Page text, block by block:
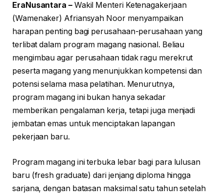
EraNusantara –Wakil Menteri Ketenagakerjaan
(Wamenaker) Afriansyah Noor menyampaikan
harapan penting bagi perusahaan-perusahaan yang
terlibat dalam program magang nasional. Beliau
mengimbau agar perusahaan tidak ragu merekrut
peserta magang yang menunjukkan kompetensi dan
potensi selama masa pelatihan. Menurutnya,
program magang ini bukan hanya sekadar
memberikan pengalaman kerja, tetapi juga menjadi
jembatan emas untuk menciptakan lapangan
pekerjaan baru.
Program magang ini terbuka lebar bagi para lulusan
baru (fresh graduate) dari jenjang diploma hingga
sarjana, dengan batasan maksimal satu tahun setelah